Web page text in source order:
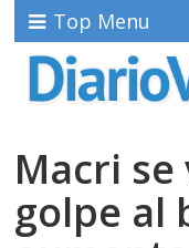
Top Menu
Macri
golpe al